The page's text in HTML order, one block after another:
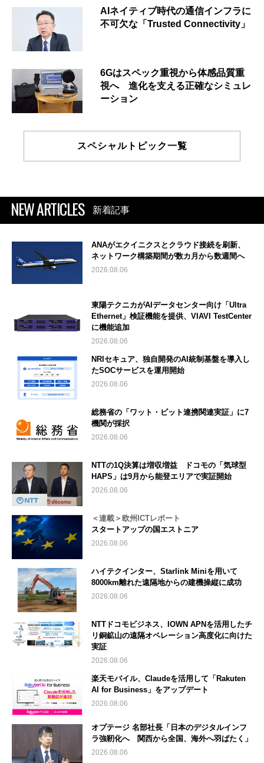
AIネイティブ時代の通信インフラに
不可欠な「Trusted Connectivity」
6Gはスペック重視から体感品質重
視へ 進化を支える正確なシミュレ
ーション
スペシャルトピック一覧
NEW ARTICLES 新着記事
ANAがエクイニクスとクラウド接続を刷新、
ネットワーク構築期間が数カ月から数週間へ
2026.08.06
東陽テクニカがAIデータセンター向け「Ultra
Ethernet」検証機能を提供、VIAVI TestCenter
に機能追加
2026.08.06
NRIセキュア、独自開発のAI統制基盤を導入し
たSOCサービスを運用開始
2026.08.06
総務省の「ワット・ビット連携関連実証」に7
機関が採択
2026.08.06
NTTの1Q決算は増収増益 ドコモの「気球型
HAPS」は9月から能登エリアで実証開始
2026.08.06
＜連載＞欧州ICTレポート
スタートアップの国エストニア
2026.08.06
ハイテクインター、Starlink Miniを用いて
8000km離れた遠隔地からの建機操縦に成功
2026.08.06
NTTドコモビジネス、IOWN APNを活用したチ
リ銅鉱山の遠隔オペレーション高度化に向けた
実証
2026.08.06
楽天モバイル、Claudeを活用して「Rakuten
AI for Business」をアップデート
2026.08.06
オプテージ 名部社長「日本のデジタルインフ
ラ強靭化へ 関西から全国、海外へ羽ばたく」
2026.08.06